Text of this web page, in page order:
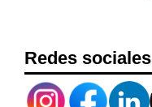
Redes sociales